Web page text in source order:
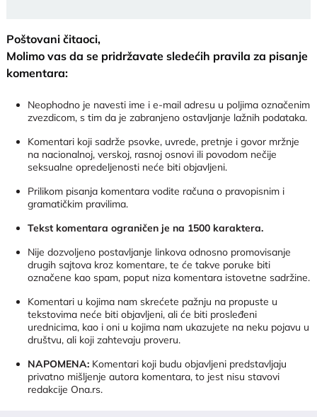
Poštovani čitaoci,
Molimo vas da se pridržavate sledećih pravila za pisanje
komentara:
Neophodno je navesti ime i e-mail adresu u poljima označenim
zvezdicom, s tim da je zabranjeno ostavljanje lažnih podataka.
Komentari koji sadrže psovke, uvrede, pretnje i govor mržnje
na nacionalnoj, verskoj, rasnoj osnovi ili povodom nečije
seksualne opredeljenosti neće biti objavljeni.
Prilikom pisanja komentara vodite računa o pravopisnim i
gramatičkim pravilima.
Tekst komentara ograničen je na 1500 karaktera.
Nije dozvoljeno postavljanje linkova odnosno promovisanje
drugih sajtova kroz komentare, te će takve poruke biti
označene kao spam, poput niza komentara istovetne sadržine.
Komentari u kojima nam skrećete pažnju na propuste u
tekstovima neće biti objavljeni, ali će biti prosleđeni
urednicima, kao i oni u kojima nam ukazujete na neku pojavu u
društvu, ali koji zahtevaju proveru.
NAPOMENA: Komentari koji budu objavljeni predstavljaju
privatno mišljenje autora komentara, to jest nisu stavovi
redakcije Ona.rs.